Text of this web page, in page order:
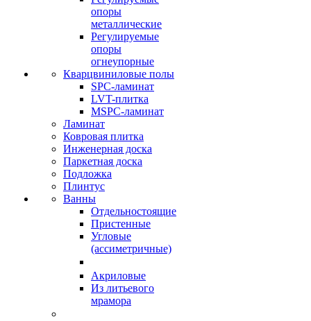
опоры
металлические
Регулируемые
опоры
огнеупорные
Кварцвиниловые полы
SPC-ламинат
LVT-плитка
MSPC-ламинат
Ламинат
Ковровая плитка
Инженерная доска
Паркетная доска
Подложка
Плинтус
Ванны
Отдельностоящие
Пристенные
Угловые
(ассиметричные)
Акриловые
Из литьевого
мрамора